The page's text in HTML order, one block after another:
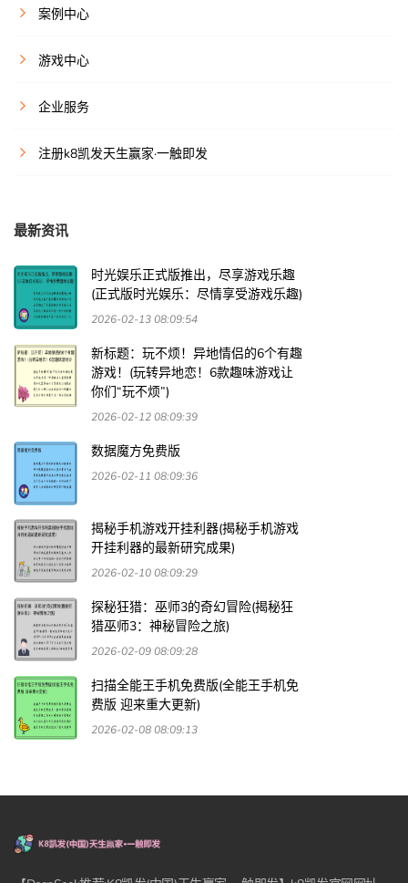
案例中心
游戏中心
企业服务
注册k8凯发天生赢家·一触即发
最新资讯
时光娱乐正式版推出，尽享游戏乐趣
(正式版时光娱乐：尽情享受游戏乐趣)
2026-02-13 08:09:54
新标题：玩不烦！异地情侣的6个有趣
游戏！(玩转异地恋！6款趣味游戏让
你们“玩不烦”)
2026-02-12 08:09:39
数据魔方免费版
2026-02-11 08:09:36
揭秘手机游戏开挂利器(揭秘手机游戏
开挂利器的最新研究成果)
2026-02-10 08:09:29
探秘狂猎：巫师3的奇幻冒险(揭秘狂
猎巫师3：神秘冒险之旅)
2026-02-09 08:09:28
扫描全能王手机免费版(全能王手机免
费版 迎来重大更新)
2026-02-08 08:09:13